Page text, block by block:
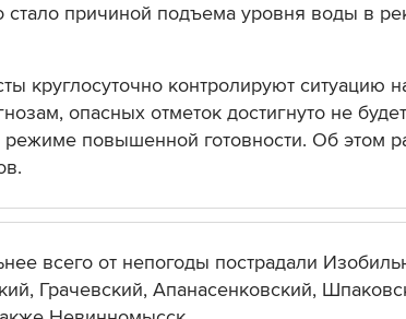
стало причиной подъема уровня воды в
круглосуточно контролируют ситуацию
опасных отметок достигнуто не
режиме повышенной готовности. Об этом
всего от непогоды пострадали
Грачевский, Апанасенковский,